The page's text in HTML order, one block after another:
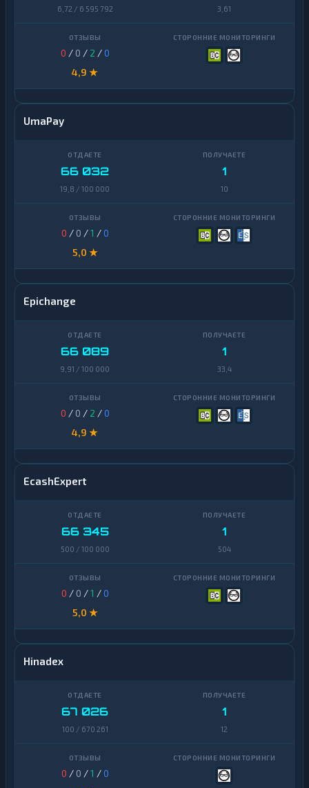
6,72 / 6 595 792 3,61
0 / 0 / 2 /0
4,9 ★
UmaPay
66 032
19,8 / 100 000
1
10
0 / 0 /1 /0
5,0 ★
Epichange
66 089
9,91 / 100 000
1
33,4
0 / 0 / 2 /0
4,9 ★
EcashExpert
66 345
500 / 100 000
1
504
0 / 0 /1 /0
5,0 ★
Hinadex
67 026
100 / 670 261
1
12
0 / 0 /1 /0
Yearn
Zcash1